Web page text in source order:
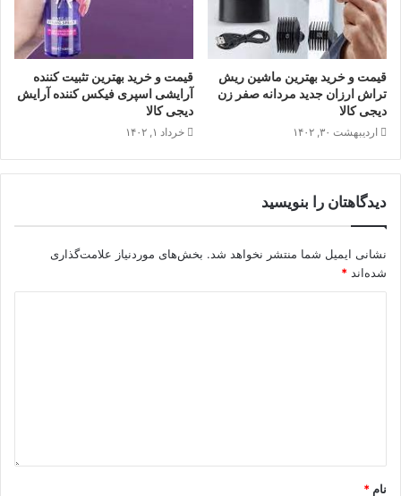
قیمت و خرید بهترین ماشین ریش
تراش ارزان جدید مردانه صفر زن
دیجی کالا
اردیبهشت ۳۰, ۱۴۰۲
قیمت و خرید بهترین تثبیت کننده
آرایشی اسپری فیکس کننده آرایش
دیجی کالا
خرداد ۱, ۱۴۰۲
دیدگاهتان را بنویسید
نشانی ایمیل شما منتشر نخواهد شد. بخش‌های موردنیاز علامت‌گذاری
شده‌اند *
نام *